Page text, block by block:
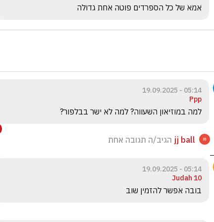
אמא של כל הספרדים פוטה אחת גדולה
05:14 - 19.09.2025
Ppp
למה במוזיאון השעווה? למה לא ישר בבלפור?
jj ball הגיב/ה תגובה אחת
05:14 - 19.09.2025
Judah 10
‏בובה אפשר להזמין שוב